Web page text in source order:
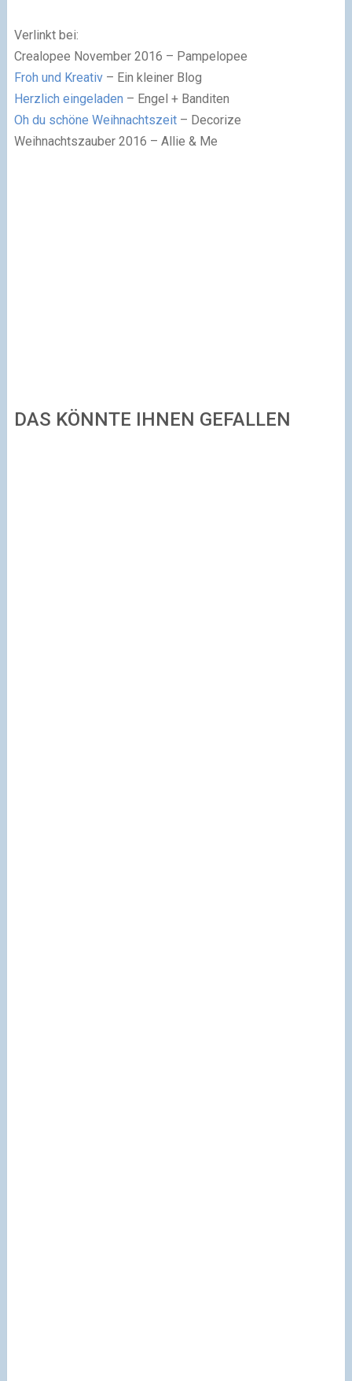
Verlinkt bei:
Crealopee November 2016 – Pampelopee
Froh und Kreativ– Ein kleiner Blog
Herzlich eingeladen – Engel + Banditen
Oh du schöne Weihnachtszeit– Decorize
Weihnachtszauber 2016 – Allie & Me
DAS KÖNNTE IHNEN GEFALLEN